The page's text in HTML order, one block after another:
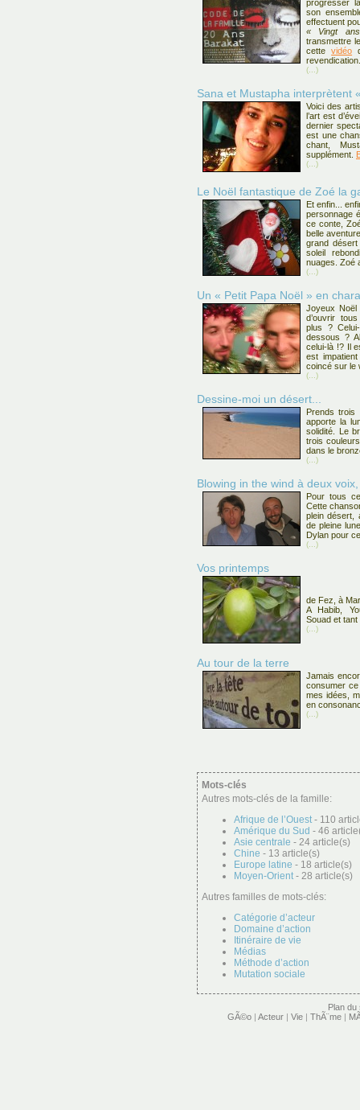
progresser
son
effectuent
« Vingt
transmettre
cettevidéo
revendication.
(...)
Sana et Mustapha interprètent
Voici des
l’art est
dernier
est une
chant,
supplément.
(...)
Le Noël fantastique de Zoé la
Et enfin...
personnage
ce conte,
belle
grand
soleil
nuages. Zoé
(...)
Un « Petit Papa Noël » en
Joyeux Noël
d’ouvrir
plus ?
dessous ?
celui-là !? Il
est impatient
coincé sur le
(...)
Dessine-moi un désert...
Prends trois
apporte la
solidité. Le
trois
dans le
(...)
Blowing in the wind à deux
Pour tous
Cette
plein désert,
de pleine
Dylan pour
(...)
Vos printemps
de Fez, à
A Habib,
Souad et tant
(...)
Au tour de la terre
Jamais
consumer
mes idées,
en
(...)
Mots-clés
Autres mots-clés de la famille:
Afrique de l’Ouest- 110
Amérique du Sud - 46
Asie centrale - 24 article(s)
Chine - 13 article(s)
Europe latine - 18 article(s)
Moyen-Orient- 28 article(s)
Autres familles de mots-clés:
Catégorie d’acteur
Domaine d’action
Itinéraire de vie
Médias
Méthode d’action
Mutation sociale
Plan du
GÃ©o | Acteur | Vie | ThÃ¨me |